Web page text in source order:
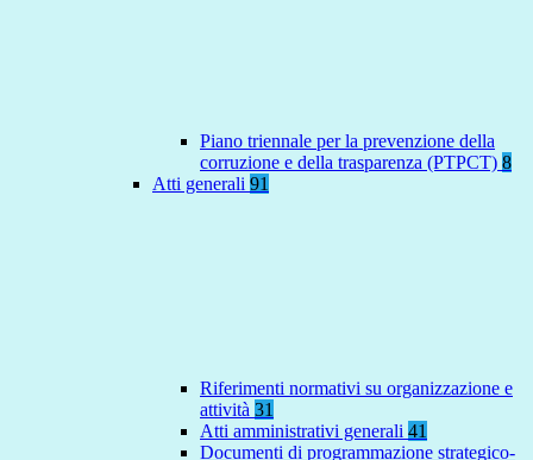
Piano triennale per la prevenzione della
corruzione e della trasparenza (PTPCT) 8
Atti generali 91
Riferimenti normativi su organizzazione e
attività 31
Atti amministrativi generali 41
Documenti di programmazione strategico-